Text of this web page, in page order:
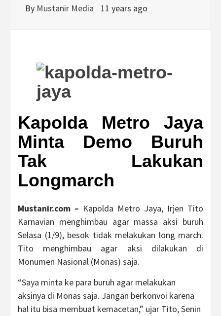
By Mustanir Media 11 years ago
Kapolda Metro Jaya
Minta Demo Buruh
Tak Lakukan
Longmarch
Mustanir.com – Kapolda Metro Jaya, Irjen Tito
Karnavian menghimbau agar massa aksi buruh
Selasa (1/9), besok tidak melakukan long march.
Tito menghimbau agar aksi dilakukan di
Monumen Nasional (Monas) saja.
“Saya minta ke para buruh agar melakukan
aksinya di Monas saja. Jangan berkonvoi karena
hal itu bisa membuat kemacetan,” ujar Tito, Senin